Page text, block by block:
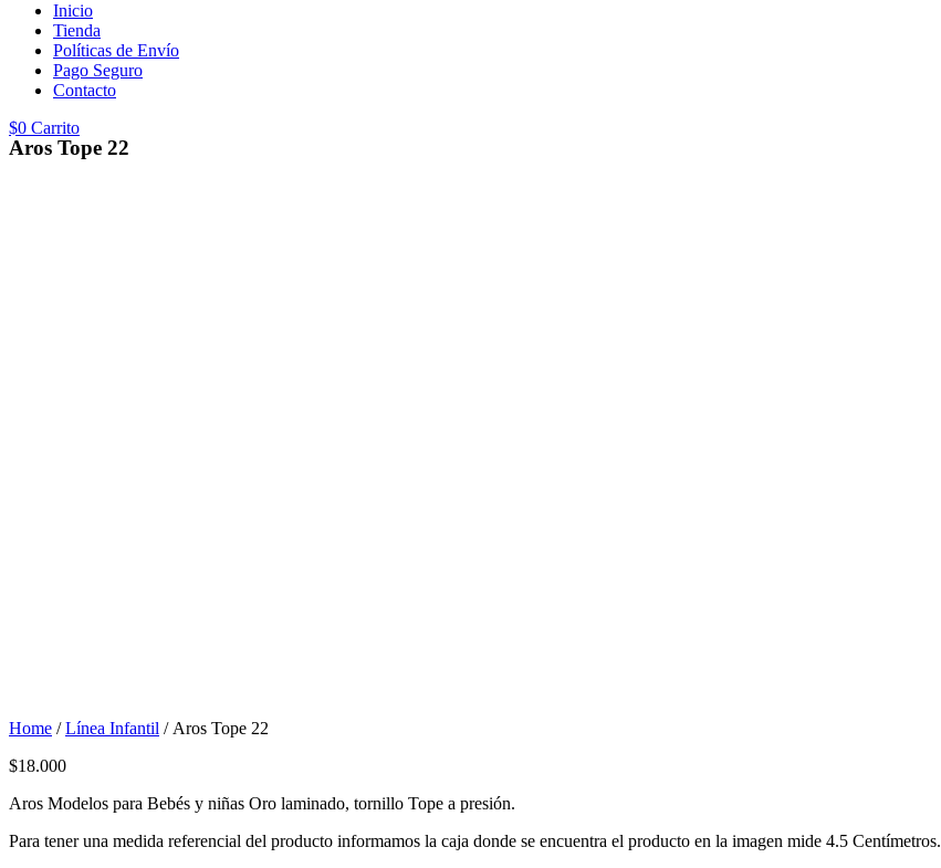
Inicio
Tienda
Políticas de Envío
Pago Seguro
Contacto
$0 Carrito
Aros Tope 22
Home /Línea Infantil / Aros Tope 22
$18.000
Aros Modelos para Bebés y niñas Oro laminado, tornillo Tope a presión.
Para tener una medida referencial del producto informamos la caja donde se encuentra el producto en la imagen mide 4.5 Centímetros.